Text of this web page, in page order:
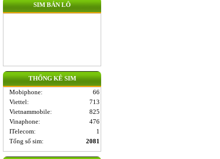
SIM BÁN LÔ
THỐNG KÊ SIM
Mobiphone:
66
Viettel:
713
Vietnammobile:
825
Vinaphone:
476
ITelecom:
1
Tổng số sim:
2081